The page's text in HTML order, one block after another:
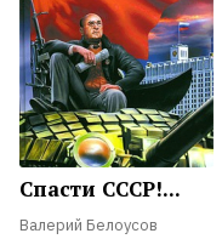
Спасти СССР!...
Валерий Белоусов